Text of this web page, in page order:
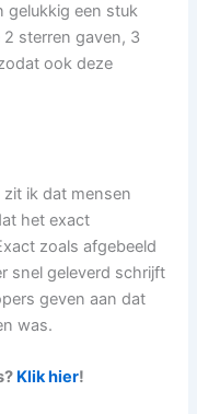
gelukkig een stuk
sterren gaven, 3
ook deze
ik dat mensen
het exact
zoals afgebeeld
snel geleverd schrijft
geven aan dat
was.
Klik hier!